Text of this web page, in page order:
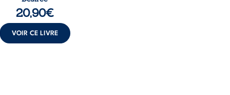
20,90€
VOIR CE LIVRE